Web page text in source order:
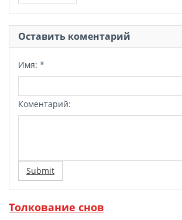
Оставить коментарий
Имя: *
Коментарий:
Submit
Толкование снов